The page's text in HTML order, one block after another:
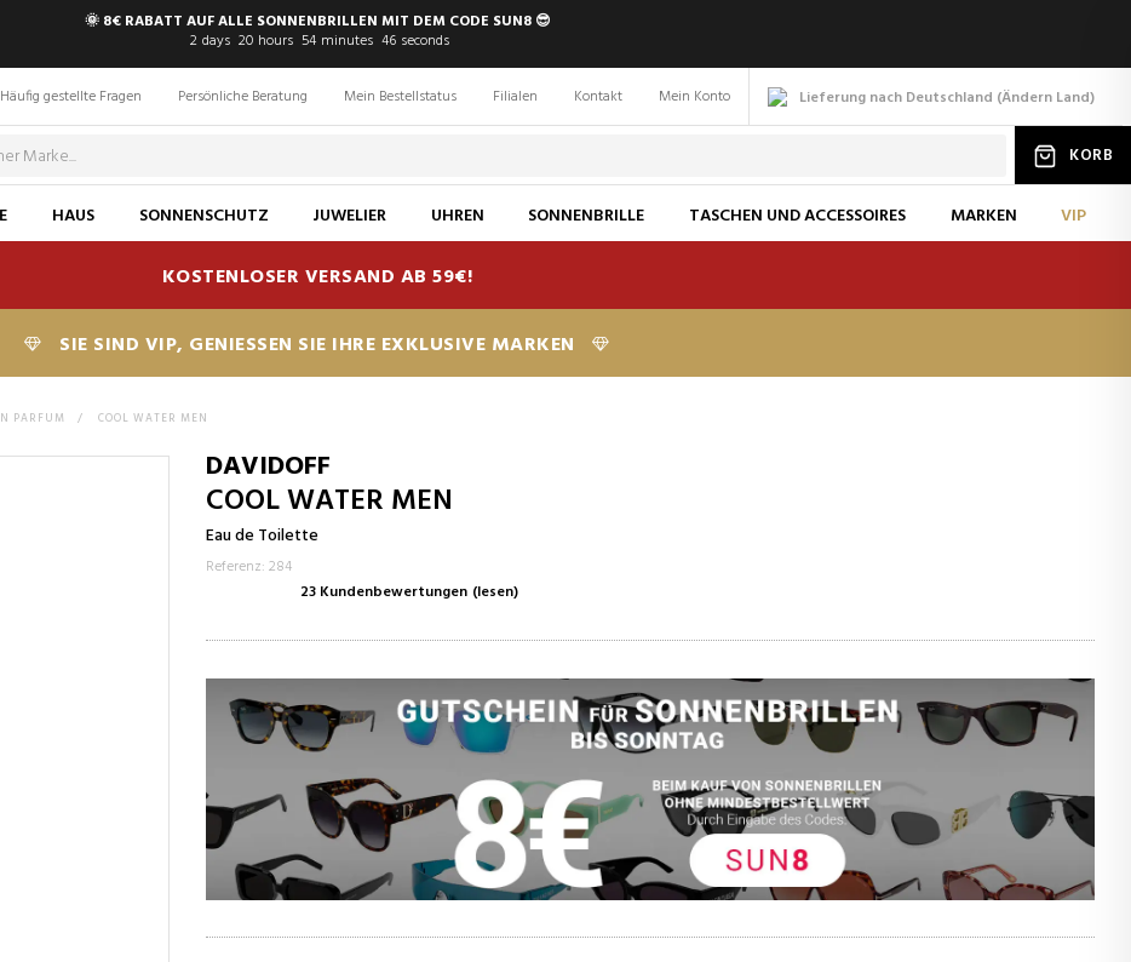
🌞 8€ RABATT AUF ALLE SONNENBRILLEN MIT DEM CODE SUN8 😎
2 days 20 hours 54 minutes 45 seconds
Lieferung nach Deutschland (Ändern Land)
Häufig gestellte Fragen Persönliche Beratung Mein Bestellstatus Filialen Kontakt Mein Konto
KORB
HAUS SONNENSCHUTZ JUWELIER UHREN SONNENBRILLE TASCHEN UND ACCESSOIRES MARKEN VIP
KOSTENLOSER VERSAND AB 59€!
SIE SIND VIP, GENIESSEN SIE IHRE EXKLUSIVE MARKEN
PARFUM > COOL WATER MEN
DAVIDOFF
COOL WATER MEN
Eau de Toilette
Referenz: 284
23 Kundenbewertungen (lesen)